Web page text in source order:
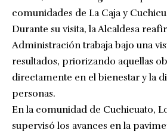
comunidades de La Caja y
Durante su visita, la Alcaldesa
Administración trabaja bajo una
resultados, priorizando aquellas
directamente en el bienestar y la
personas.
En la comunidad de Cuchicuato,
supervisó los avances en la